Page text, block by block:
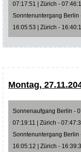
07:17:51 | Zürich -
Sonntenuntergang Berlin
16:05:53 | Zürich -
Montag,
Sonnenaufgang Berlin -
07:19:11 | Zürich -
Sonntenuntergang Berlin
16:05:12 | Zürich -